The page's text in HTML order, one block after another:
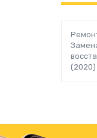
(2020)